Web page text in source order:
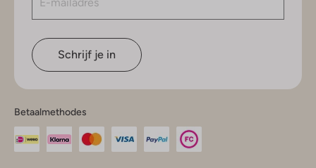
Schrijf je in
Betaalmethodes